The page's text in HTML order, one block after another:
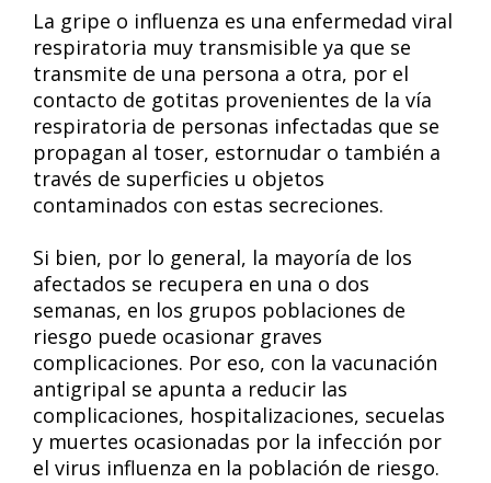
La gripe o influenza es una enfermedad viral
respiratoria muy transmisible ya que se
transmite de una persona a otra, por el
contacto de gotitas provenientes de la vía
respiratoria de personas infectadas que se
propagan al toser, estornudar o también a
través de superficies u objetos
contaminados con estas secreciones.
Si bien, por lo general, la mayoría de los
afectados se recupera en una o dos
semanas, en los grupos poblaciones de
riesgo puede ocasionar graves
complicaciones. Por eso, con la vacunación
antigripal se apunta a reducir las
complicaciones, hospitalizaciones, secuelas
y muertes ocasionadas por la infección por
el virus influenza en la población de riesgo.